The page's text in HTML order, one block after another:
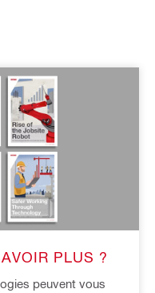
PLUS ?
peuvent vous